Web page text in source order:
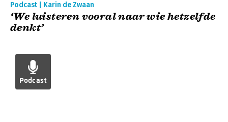
Podcast | Karin de Zwaan
‘We luisteren vooral naar wie hetzelfde
denkt’
Podcast